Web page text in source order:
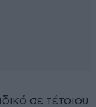
σε τέτοιου